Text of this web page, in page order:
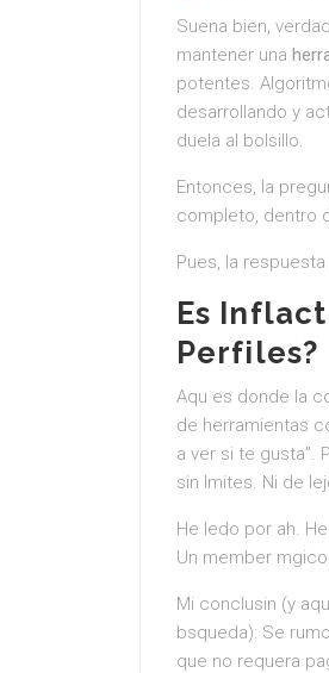
Suena bien,
mantener una
potentes.
desarrollando y
duela al bolsillo.
Entonces, la
completo, dentro
Pues, la
Es
Perfiles?
Aqu es donde la
de herramientas
a ver si te gusta”.
sin lmites. Ni de
He ledo por ah.
Un member
Mi conclusin (y
bsqueda): Se
que no requera